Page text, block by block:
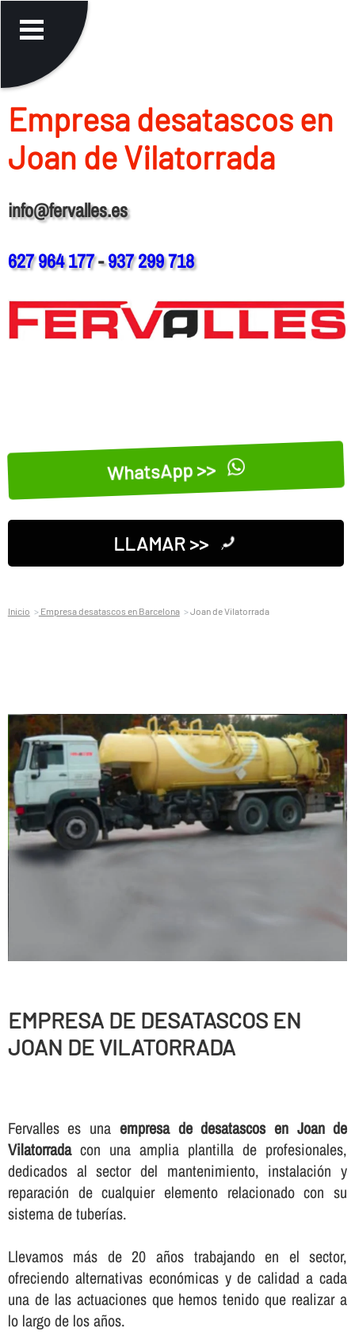
Empresa desatascos en
Joan de Vilatorrada
info@fervalles.es
627 964 177-937 299 718
WhatsApp >>
LLAMAR >>
Inicio Empresa desatascos en Barcelona Joan de Vilatorrada
EMPRESA DE DESATASCOS EN
JOAN DE VILATORRADA
Fervalles es una empresa de desatascos en Joan de
Vilatorradacon una amplia plantilla de profesionales,
dedicados al sector del mantenimiento, instalación y
reparación de cualquier elemento relacionado con su
sistema de tuberí­as.
Llevamos más de 20 años trabajando en el sector,
ofreciendo alternativas económicas y de calidad a cada
una de las actuaciones que hemos tenido que realizar a
lo largo de los años.